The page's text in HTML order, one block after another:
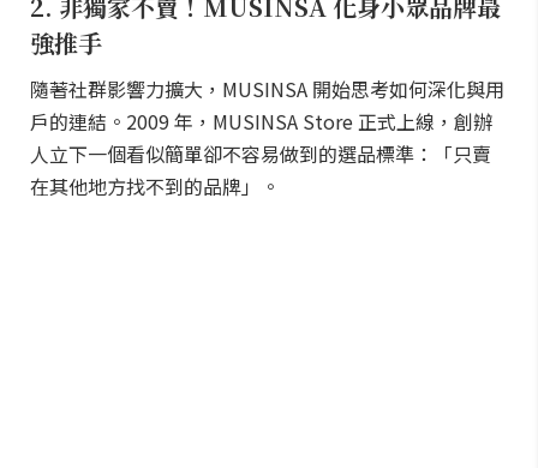
強推手
隨著社群影響力擴大，MUSINSA 開始思考如何深化與用
戶的連結。2009 年，MUSINSA Store 正式上線，創辦
人立下一個看似簡單卻不容易做到的選品標準：「只賣
在其他地方找不到的品牌」。